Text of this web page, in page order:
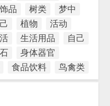
品 树类
梦中
植物
活动
生活用品
自己
身体器官
食品饮料 鸟禽类